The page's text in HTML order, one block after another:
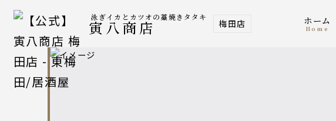
泳ぎイカとカツオの藁焼きタタキ
寅八商店 梅田店 ホーム
home